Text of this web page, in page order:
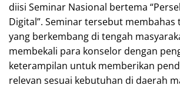
diisi Seminar Nasional bertema
Digital”. Seminar tersebut membahas
yang berkembang di tengah
membekali para konselor dengan
keterampilan untuk memberikan
relevan sesuai kebutuhan di daerah